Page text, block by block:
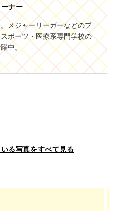
ーナー
メジャーリーガーなどのプ
ポーツ・医療系専門学校の
中。
る写真をすべて見る